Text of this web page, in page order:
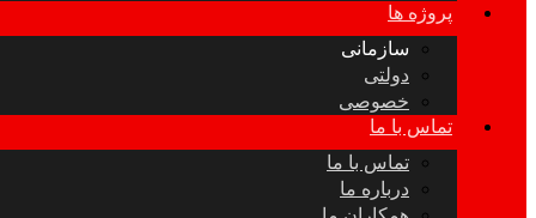
پروژه ها
سازمانی
دولتی
خصوصی
تماس با ما
تماس با ما
درباره ما